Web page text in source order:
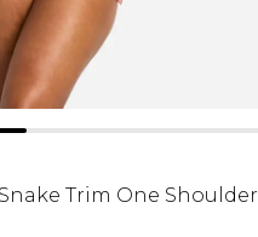
Trim One Shoulder